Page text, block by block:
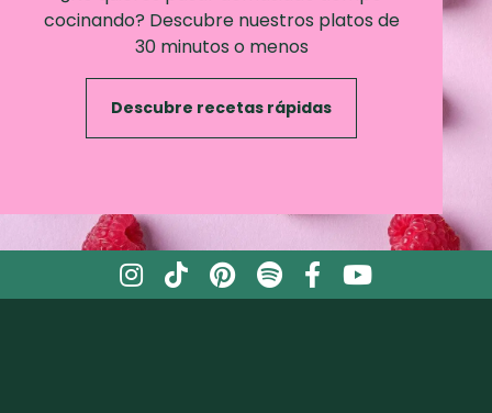
cocinando? Descubre nuestros platos de
30 minutos o menos
Descubre recetas rápidas